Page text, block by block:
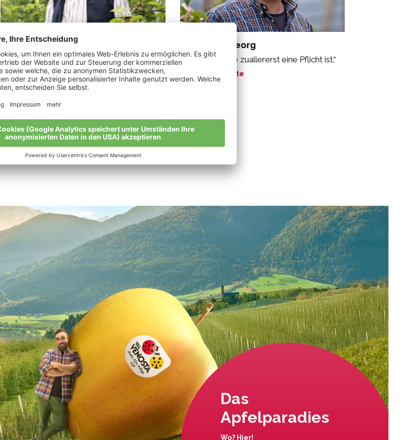
Sonnenburger Josef
“Mein Herz schlägt für die biologische
Landwirtschaft.”
Meine Geschichte
Tappeiner Georg
“Eine Arbeit, die zuallererst eine Pflicht ist.“
Meine Geschichte
Alle Bio-Bauern im Überblick
Das
Apfelparadies
Wo? Hier!